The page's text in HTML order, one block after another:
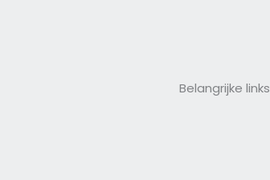
Belangrijke links